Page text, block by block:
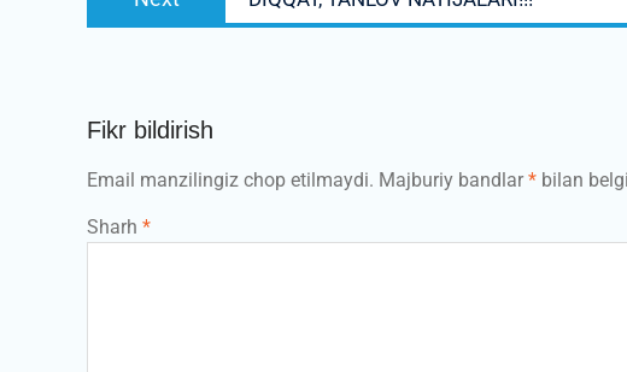
post:
Fikr bildirish
Email manzilingiz chop etilmaydi. Majburiy bandlar* bilan
Sharh *